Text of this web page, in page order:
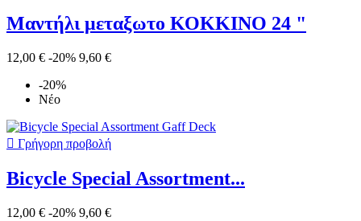
Μαντήλι μεταξωτο ΚΟΚΚΙΝΟ 24 "
12,00 € -20% 9,60 €
-20%
Νέο
 Γρήγορη προβολή
Bicycle Special Assortment...
12,00 € -20% 9,60 €